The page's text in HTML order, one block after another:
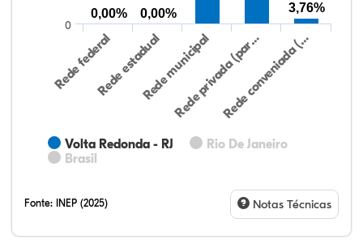
Volta Redonda - RJ
Rio De Janeiro
Brasil
Rede federalRede estadualRede municipal
Rede privada (par…Rede conveniada (…
0
0,00% 0,00%
3,76%
Fonte: INEP (2025) Notas Técnicas